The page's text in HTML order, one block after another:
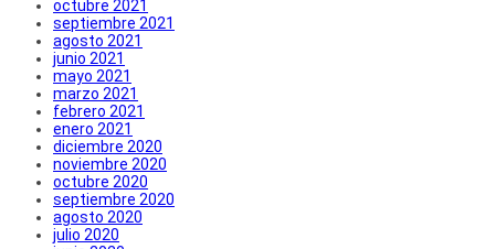
octubre 2021
septiembre 2021
agosto 2021
junio 2021
mayo 2021
marzo 2021
febrero 2021
enero 2021
diciembre 2020
noviembre 2020
octubre 2020
septiembre 2020
agosto 2020
julio 2020